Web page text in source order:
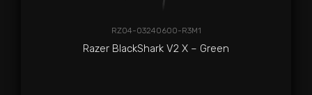
RZ04-03240600-R3M1
Razer BlackShark V2 X – Green